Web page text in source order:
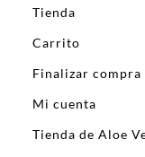
Tienda
Carrito
Finalizar compra
Mi cuenta
Tienda de Aloe